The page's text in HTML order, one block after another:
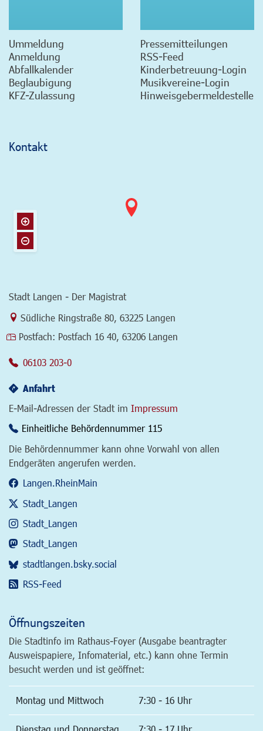
Ummeldung
Anmeldung
Abfallkalender
Beglaubigung
KFZ-Zulassung
Pressemitteilungen
RSS-Feed
Kinderbetreuung-Login
Musikvereine-Login
Hinweisgebermeldestelle
Kontakt
Stadt Langen - Der Magistrat
Link zur Google-Maps Navigation
Südliche Ringstraße 80 63225 Langen
Postfach: Postfach 16 40, 63206 Langen
06103 203-0
Anfahrt
E-Mail-Adressen der Stadt im Impressum
Einheitliche Behördennummer 115
Die Behördennummer kann ohne Vorwahl von allen
Endgeräten angerufen werden.
Langen.RheinMain
Stadt_Langen
Stadt_Langen
Stadt_Langen
stadtlangen.bsky.social
RSS-Feed
Öffnungszeiten
Die Stadtinfo im Rathaus-Foyer (Ausgabe beantragter
Ausweispapiere, Infomaterial, etc.) kann ohne Termin
besucht werden und ist geöffnet:
Montag und Mittwoch 7:30 - 16 Uhr
Dienstag und Donnerstag 7:30 - 17 Uhr